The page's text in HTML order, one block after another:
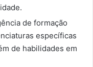
de formação
específicas
de habilidades em